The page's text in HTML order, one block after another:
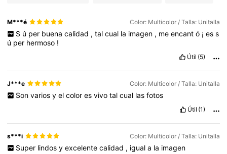
M***é Color: Multicolor / Talla: Unitalla
S ú per buena calidad , tal cual la imagen , me encant ó ¡ es s
ú per hermoso !
Útil (5)
J***e Color: Multicolor / Talla: Unitalla
Son varios y el color es vivo tal cual las fotos
Útil (1)
s***i Color: Multicolor / Talla: Unitalla
Super lindos y excelente calidad , igual a la imagen